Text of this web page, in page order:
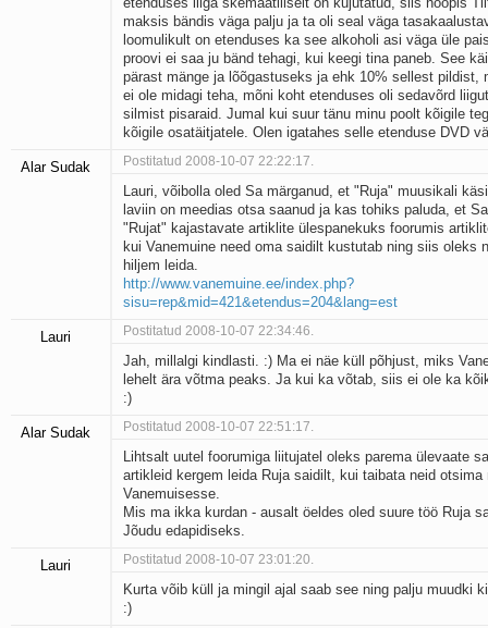
maksis bändis väga palju ja ta oli seal väga
loomulikult on etenduses ka see alkoholi asi väga üle
proovi ei saa ju bänd tehagi, kui keegi tina paneb. See
pärast mänge ja lõõgastuseks ja ehk 10% sellest pildist,
ei ole midagi teha, mõni koht etenduses oli sedavõrd
silmist pisaraid. Jumal kui suur tänu minu poolt kõigile
kõigile osatäitjatele. Olen igatahes selle etenduse DVD
Alar Sudak Postitatud 2008-10-07 22:22:17.
Lauri, võibolla oled Sa märganud, et "Ruja" muusikali
laviin on meedias otsa saanud ja kas tohiks paluda, et
"Rujat" kajastavate artiklite ülespanekuks foorumis
kui Vanemuine need oma saidilt kustutab ning siis oleks
hiljem leida.
http://www.vanemuine.ee/index.php?
sisu=rep&mid=421&etendus=204&lang=est
Lauri Postitatud 2008-10-07 22:34:46.
Jah, millalgi kindlasti. :) Ma ei näe küll põhjust, miks
lehelt ära võtma peaks. Ja kui ka võtab, siis ei ole ka
:)
Alar Sudak Postitatud 2008-10-07 22:51:17.
Lihtsalt uutel foorumiga liitujatel oleks parema ülevaate
artikleid kergem leida Ruja saidilt, kui taibata neid otsima
Vanemuisesse.
Mis ma ikka kurdan - ausalt öeldes oled suure töö Ruja
Jõudu edapidiseks.
Lauri Postitatud 2008-10-07 23:01:20.
Kurta võib küll ja mingil ajal saab see ning palju muudki
:)